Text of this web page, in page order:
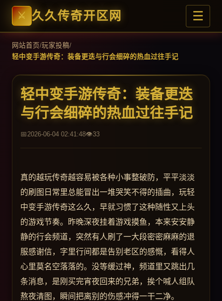
久久传奇开区网 ☰
网站首页/玩家投稿/
轻中变手游传奇：装备更迭与行会细碎的热血过往手记
轻中变手游传奇：装备更迭
与行会细碎的热血过往手记
2026-06-04 02:41:48 33
真的越玩传奇越容易被各种小事整破防，平平淡淡
的刷图日常里总能冒出一堆哭笑不得的插曲，玩轻
中变手游传奇这么久，早就习惯了这种随性又上头
的游戏节奏。昨晚深夜挂着游戏摸鱼，本来安安静
静的行会频道，突然有人刷了一大段密密麻麻的退
服感谢信，字里行间都是告别老区的感慨，看得人
心里莫名空落落的。没等缓过神，频道里又跳出几
条消息，是刚买完宵夜回来的兄弟，挨个喊人组队
熬夜清图，瞬间把离别的伤感冲得一干二净。